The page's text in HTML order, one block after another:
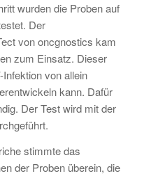
wurden die Proben auf
Der
von oncgnostics kam
zum Einsatz. Dieser
von allein
kann. Dafür
Der Test wird mit der
stimmte das
der Proben überein, die